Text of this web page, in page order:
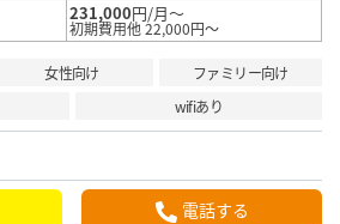
231,000円/月～
初期費用他 22,000円～
女性向け
ファミリー向け
wifiあり
電話する